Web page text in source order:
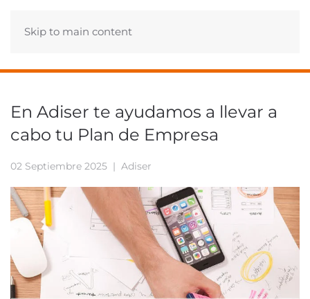
Skip to main content
En Adiser te ayudamos a llevar a
cabo tu Plan de Empresa
02 Septiembre 2025 | Adiser